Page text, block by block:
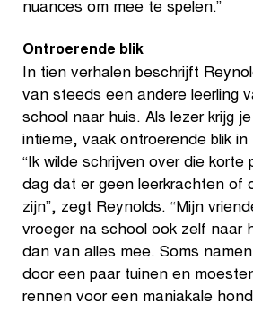
nuances om mee te spelen.”
Ontroerende blik
In tien verhalen beschrijft
van steeds een andere leerling
school naar huis. Als lezer krijg
intieme, vaak ontroerende blik in
“Ik wilde schrijven over die korte
dag dat er geen leerkrachten of
zijn”, zegt Reynolds. “Mijn
vroeger na school ook zelf naar
dan van alles mee. Soms
door een paar tuinen en
rennen voor een maniakale